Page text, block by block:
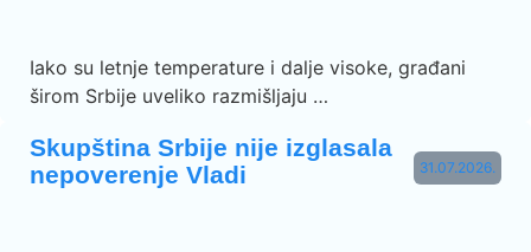
Iako su letnje temperature i dalje visoke, građani
širom Srbije uveliko razmišljaju …
31.07.2026.
Skupština Srbije nije izglasala
nepoverenje Vladi